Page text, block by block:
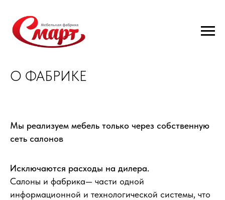
О ФАБРИКЕ
Мы реализуем мебель только через собственную
сеть салонов
Исключаются расходы на дилера.
Салоны и фабрика— части одной
информационной и технологической системы, что